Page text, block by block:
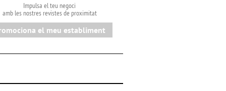
Impulsa el teu negoci
amb les nostres revistes de proximitat
el meu establiment